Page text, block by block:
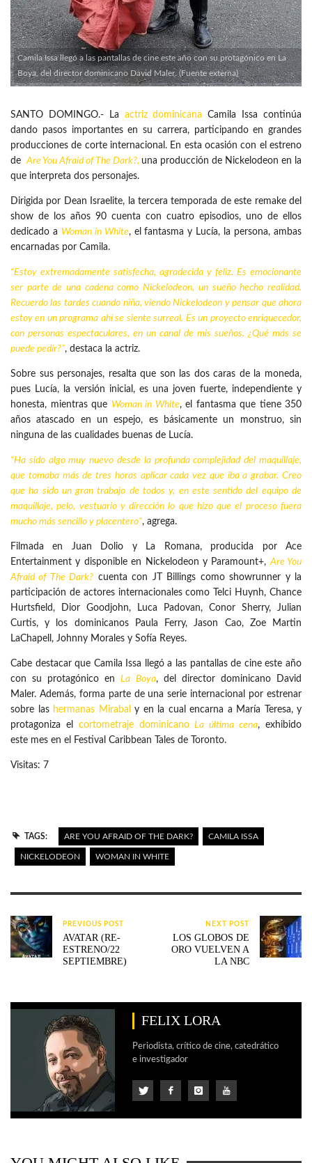
Camila Issa llegó a las pantallas de cine este año con su protagónico en La
Boya, del director dominicano David Maler. (Fuente externa)
SANTO DOMINGO.- La actriz dominicana
Camila Issa continúa
dando pasos importantes en su carrera, participando en grandes
producciones de corte internacional. En esta ocasión con el estreno
deAre You Afraid of The Dark?, una producción de Nickelodeon en la
que interpreta dos personajes.
Dirigida por Dean Israelite, la tercera temporada de este remake del
show de los años 90 cuenta con cuatro episodios, uno de ellos
dedicado a Woman in White, el fantasma y Lucía, la persona, ambas
encarnadas por Camila.
“Estoy extremadamente satisfecha, agradecida y feliz. Es emocionante
ser parte de una cadena como Nickelodeon, un sueño hecho realidad.
Recuerdo las tardes cuando niña, viendo Nickelodeon y pensar que ahora
estoy en un programa ahí se siente surreal. Es un proyecto enriquecedor,
con personas espectaculares, en un canal de mis sueños. ¿Qué más se
puede pedir?”, destaca la actriz.
Sobre sus personajes, resalta que son las dos caras de la moneda,
pues Lucía, la versión inicial, es una joven fuerte, independiente y
honesta, mientras que Woman in White, el fantasma que tiene 350
años atascado en un espejo, es básicamente un monstruo, sin
ninguna de las cualidades buenas de Lucía.
“Ha sido algo muy nuevo desde la profunda complejidad del maquillaje,
que tomaba más de tres horas aplicar cada vez que iba a grabar. Creo
que ha sido un gran trabajo de todos y, en este sentido del equipo de
maquillaje, pelo, vestuario y dirección lo que hizo que el proceso fuera
mucho más sencillo y placentero”, agrega.
Filmada en Juan Dolio y La Romana, producida por Ace
Entertainment y disponible en Nickelodeon y Paramount+,Are You
Afraid of The Dark? cuenta con JT Billings como showrunner y la
participación de actores internacionales como Telci Huynh, Chance
Hurtsfield, Dior Goodjohn, Luca Padovan, Conor Sherry, Julian
Curtis, y los dominicanos Paula Ferry, Jason Cao, Zoe Martin
LaChapell, Johnny Morales y Sofía Reyes.
Cabe destacar que Camila Issa llegó a las pantallas de cine este año
con su protagónico enLa Boya, del director dominicano David
Maler. Además, forma parte de una serie internacional por estrenar
sobre las hermanas Mirabal
y en la cual encarna a María Teresa, y
protagoniza el cortometraje dominicano La última cena, exhibido
este mes en el Festival Caribbean Tales de Toronto.
Visitas: 7
TAGS: ARE YOU AFRAID OF THE DARK? CAMILA ISSA
NICKELODEON WOMAN IN WHITE
PREVIOUS POST
AVATAR (RE-
ESTRENO/22
SEPTIEMBRE)
NEXT POST
LOS GLOBOS DE
ORO VUELVEN A
LA NBC
FELIX LORA
Periodista, crítico de cine, catedrático
e investigador